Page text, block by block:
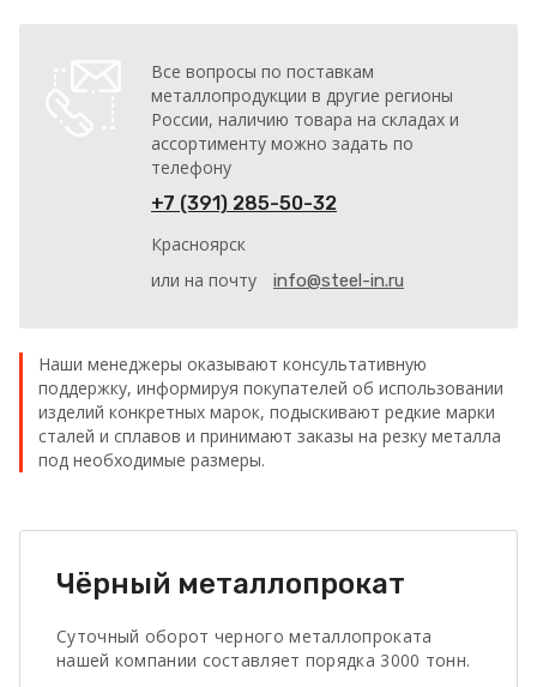
Все вопросы по поставкам
металлопродукции в другие регионы
России, наличию товара на складах и
ассортименту можно задать по
телефону
+7 (391) 285-50-32
Красноярск
или на почту
info@steel-in.ru
Наши менеджеры оказывают консультативную
поддержку, информируя покупателей об использовании
изделий конкретных марок, подыскивают редкие марки
сталей и сплавов и принимают заказы на резку металла
под необходимые размеры.
Чёрный металлопрокат
Суточный оборот черного металлопроката
нашей компании составляет порядка 3000 тонн.